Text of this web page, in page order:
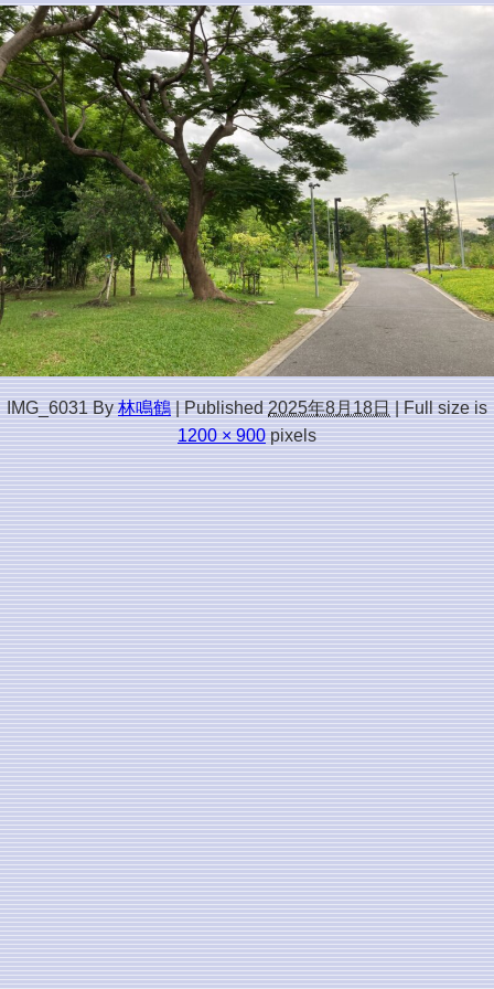
IMG_6031 By 林鳴鶴 | Published 2025年8月18日 |Full size is
1200 × 900pixels